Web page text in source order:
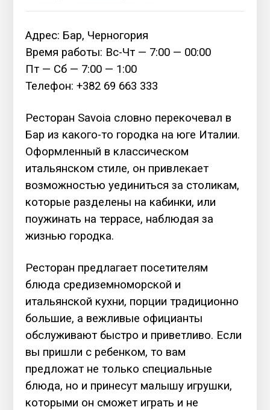
Адрес: Бар, Черногория
Время работы: Вс-Чт — 7:00 — 00:00
Пт — Сб — 7:00 — 1:00
Телефон: +382 69 663 333
Ресторан Savoia словно перекочевал в
Бар из какого-то городка на юге Италии.
Оформленный в классическом
итальянском стиле, он привлекает
возможностью уединиться за столикам,
которые разделены нa кабинки, или
поужинать на террасе, наблюдая за
жизнью городка.
Ресторан предлагает посетителям
блюда средиземноморской и
итальянской кухни, порции традиционно
большие, а вежливые официанты
обслуживают быстро и приветливо. Если
вы пришли с ребенком, то вам
предложат не только специальные
блюда, но и принесут малышу игрушки,
которыми он сможет играть и не